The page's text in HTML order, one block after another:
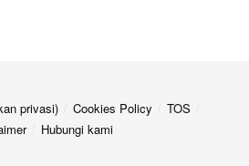
privasi) Cookies Policy
TOS
Hubungi kami